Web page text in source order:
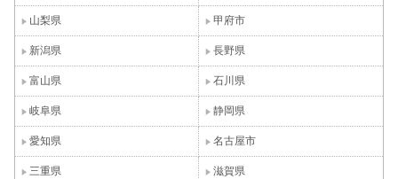
山梨県 甲府市
新潟県 長野県
富山県 石川県
岐阜県 静岡県
愛知県 名古屋市
三重県 滋賀県